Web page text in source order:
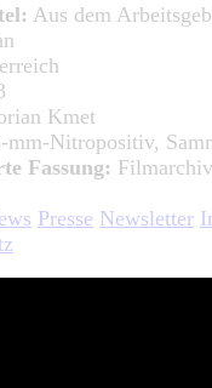
Aus dem
Kmet
mm-Nitropositiv,
Fassung:
Presse Newsletter